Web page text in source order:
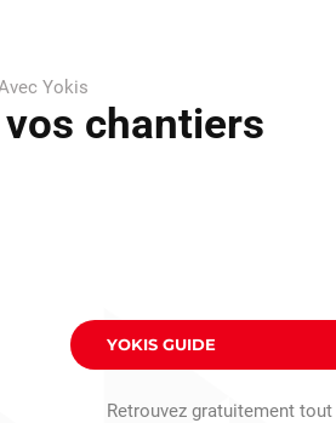
Yokis
chantiers
YOKIS GUIDE
Retrouvez gratuitement